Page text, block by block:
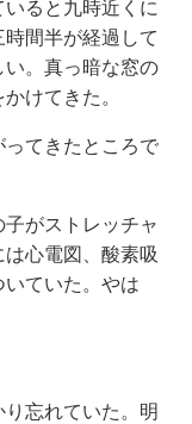
ると九時近くに
間半が経過して
。真っ暗な窓の
けてきた。
ってきたところで
子がストレッチャ
心電図、酸素吸
ていた。やは
忘れていた。明